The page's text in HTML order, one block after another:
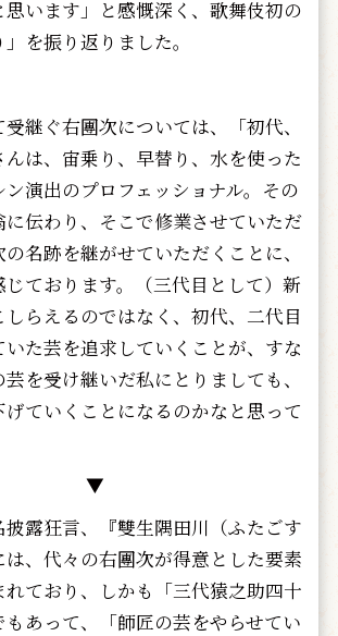
思います」と感慨深く、歌舞伎初の
」を振り返りました。
継ぐ右團次については、「初代、
は、宙乗り、早替り、水を使った
演出のプロフェッショナル。その
伝わり、そこで修業させていただ
名跡を継がせていただくことに、
ております。（三代目として）新
らえるのではなく、初代、二代目
た芸を追求していくことが、すな
を受け継いだ私にとりましても、
げていくことになるのかなと思って
▼
露狂言、『雙生隅田川（ふたごす
、代々の右團次が得意とした要素
ており、しかも「三代猿之助四十
もあって、「師匠の芸をやらせてい